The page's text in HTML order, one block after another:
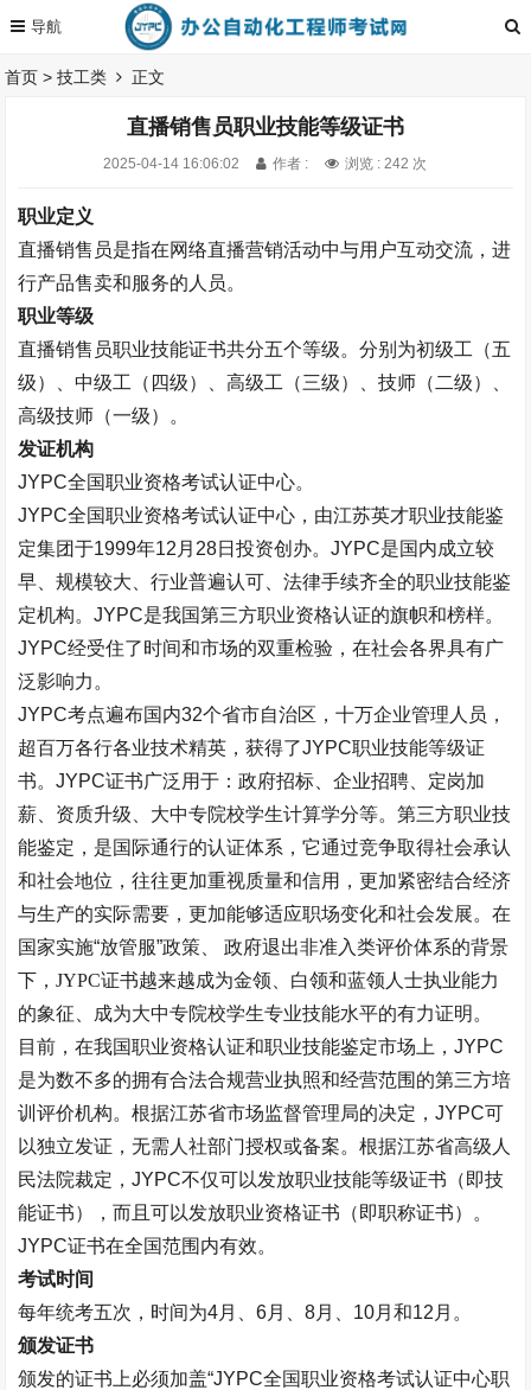
首页 >技工类 正文
直播销售员职业技能等级证书
2025-04-14 16:06:02 作者 : 浏览 : 242 次
职业定义
直播销售员是指在网络直播营销活动中与用户互动交流，进
行产品售卖和服务的人员。
职业等级
直播销售员职业技能证书共分五个等级。分别为初级工（五
级）、中级工（四级）、高级工（三级）、技师（二级）、
高级技师（一级）。
发证机构
JYPC全国职业资格考试认证中心。
JYPC全国职业资格考试认证中心，由江苏英才职业技能鉴
定集团于1999年12月28日投资创办。JYPC是国内成立较
早、规模较大、行业普遍认可、法律手续齐全的职业技能鉴
定机构。JYPC是我国第三方职业资格认证的旗帜和榜样。
JYPC经受住了时间和市场的双重检验，在社会各界具有广
泛影响力。
JYPC考点遍布国内32个省市自治区，十万企业管理人员，
超百万各行各业技术精英，获得了JYPC职业技能等级证
书。JYPC证书广泛用于：政府招标、企业招聘、定岗加
薪、资质升级、大中专院校学生计算学分等。第三方职业技
能鉴定，是国际通行的认证体系，它通过竞争取得社会承认
和社会地位，往往更加重视质量和信用，更加紧密结合经济
与生产的实际需要，更加能够适应职场变化和社会发展。在
国家实施“放管服”政策、
政府退出非准入类评价体系的背景
下，JYPC证书越来越成为金领、白领和蓝领人士执业能力
的象征、成为大中专院校学生专业技能水平的有力证明。
目前，在我国职业资格认证和职业技能鉴定市场上，JYPC
是为数不多的拥有合法合规营业执照和经营范围的第三方培
训评价机构。根据江苏省市场监督管理局的决定，JYPC可
以独立发证，无需人社部门授权或备案。根据江苏省高级人
民法院裁定，JYPC不仅可以发放职业技能等级证书（即技
能证书），而且可以发放职业资格证书（即职称证书）。
JYPC证书在全国范围内有效。
考试时间
每年统考五次，时间为4月、6月、8月、10月和12月。
颁发证书
颁发的证书上必须加盖“JYPC全国职业资格考试认证中心职